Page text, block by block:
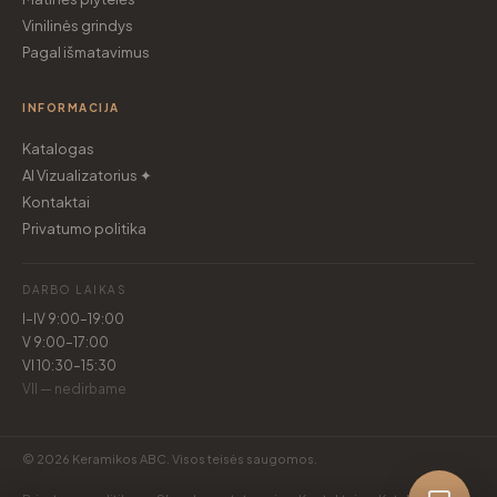
Vinilinės grindys
Pagal išmatavimus
INFORMACIJA
Katalogas
AI Vizualizatorius ✦
Kontaktai
Privatumo politika
DARBO LAIKAS
I–IV 9:00–19:00
V 9:00–17:00
VI 10:30–15:30
VII — nedirbame
© 2026 Keramikos ABC. Visos teisės saugomos.